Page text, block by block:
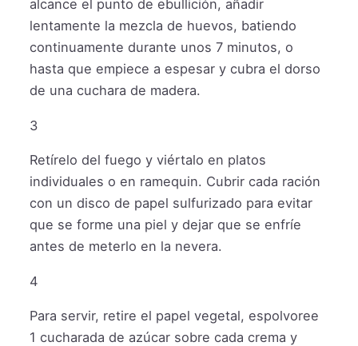
alcance el punto de ebullición, añadir
lentamente la mezcla de huevos, batiendo
continuamente durante unos 7 minutos, o
hasta que empiece a espesar y cubra el dorso
de una cuchara de madera.
3
Retírelo del fuego y viértalo en platos
individuales o en ramequin. Cubrir cada ración
con un disco de papel sulfurizado para evitar
que se forme una piel y dejar que se enfríe
antes de meterlo en la nevera.
4
Para servir, retire el papel vegetal, espolvoree
1 cucharada de azúcar sobre cada crema y